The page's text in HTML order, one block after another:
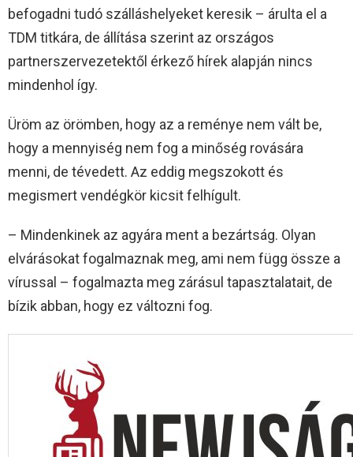
befogadni tudó szálláshelyeket keresik – árulta el a
TDM titkára, de állítása szerint az országos
partnerszervezetektől érkező hírek alapján nincs
mindenhol így.
Üröm az örömben, hogy az a reménye nem vált be,
hogy a mennyiség nem fog a minőség rovására
menni, de tévedett. Az eddig megszokott és
megismert vendégkör kicsit felhígult.
– Mindenkinek az agyára ment a bezártság. Olyan
elvárásokat fogalmaznak meg, ami nem függ össze a
vírussal – fogalmazta meg zárásul tapasztalatait, de
bízik abban, hogy ez változni fog.